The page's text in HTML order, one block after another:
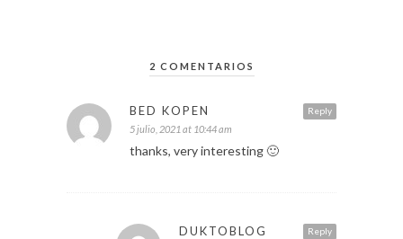
2 COMENTARIOS
Reply
BED KOPEN
5 julio, 2021 at 10:44 am
thanks, very interesting 🙂
Reply
DUKTOBLOG